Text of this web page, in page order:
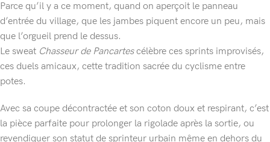
Parce qu’il y a ce moment, quand on aperçoit le panneau
d’entrée du village, que les jambes piquent encore un peu, mais
que l’orgueil prend le dessus.
Le sweat Chasseur de Pancartescélèbre ces sprints improvisés,
ces duels amicaux, cette tradition sacrée du cyclisme entre
potes.
Avec sa coupe décontractée et son coton doux et respirant, c’est
la pièce parfaite pour prolonger la rigolade après la sortie, ou
revendiquer son statut de sprinteur urbain même en dehors du